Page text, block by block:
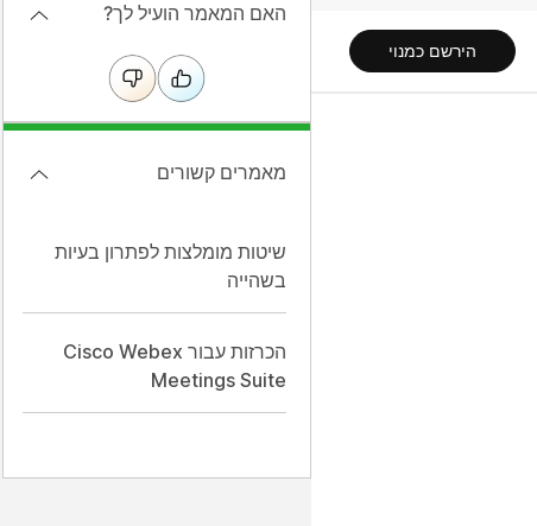
הירשם כמנוי
האם המאמר הועיל לך?
מאמרים קשורים
שיטות מומלצות לפתרון בעיות
בשהייה
הכרזות עבור Cisco Webex
Meetings Suite